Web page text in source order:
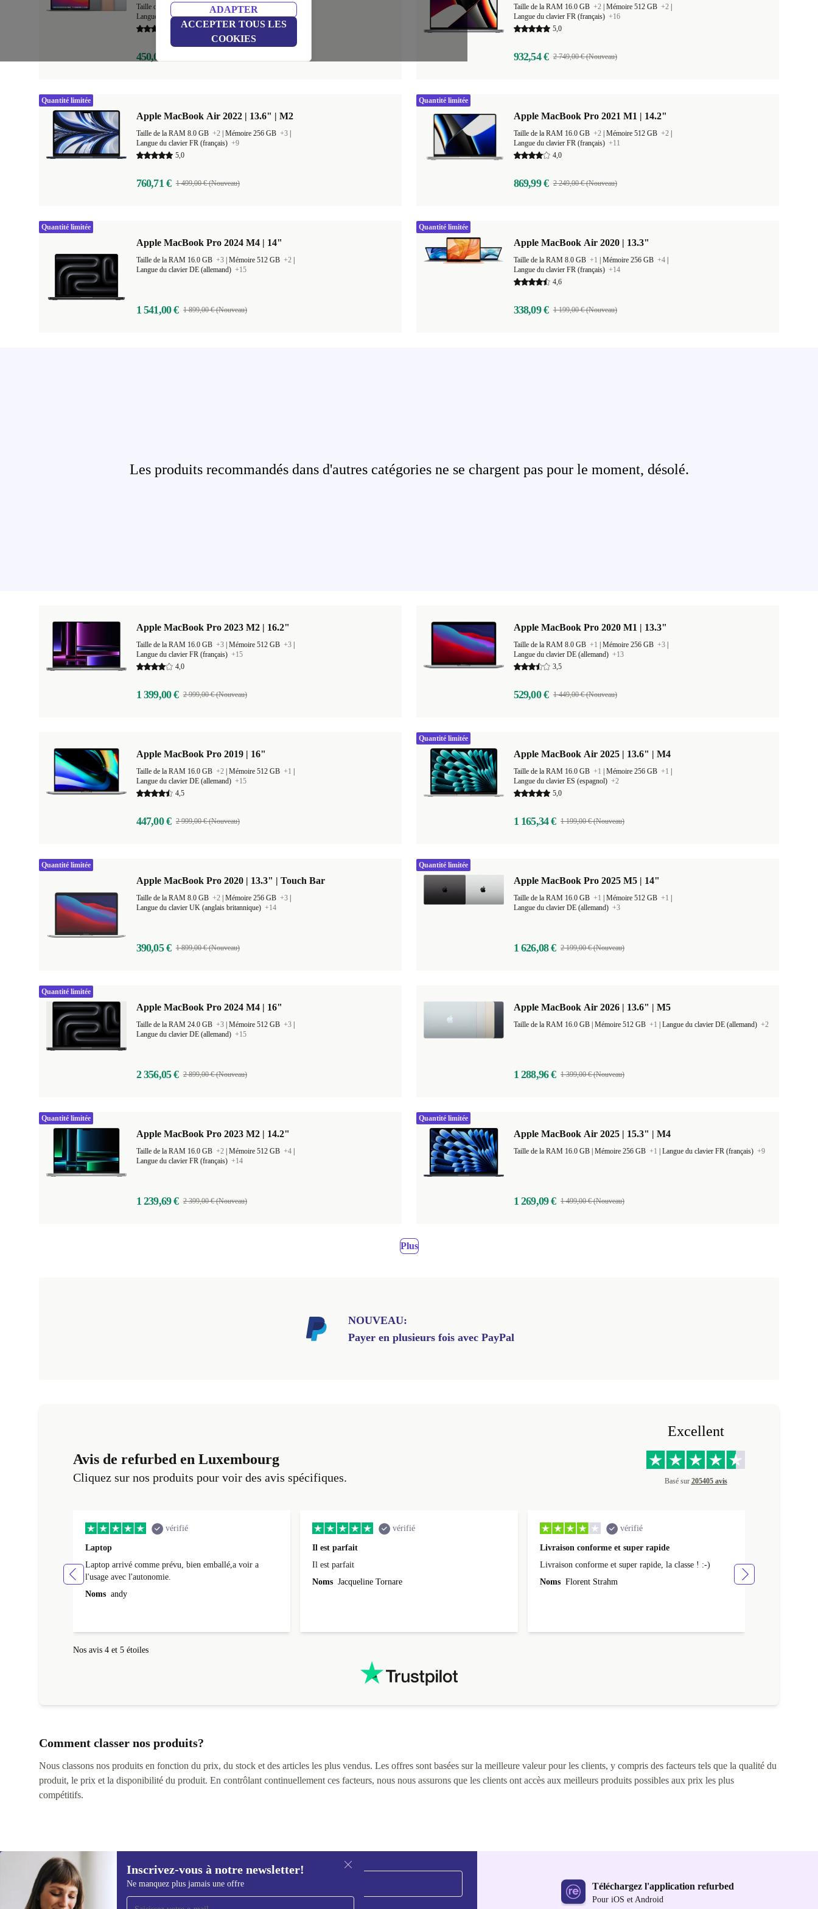
ADAPTER
ACCEPTER TOUS LES
COOKIES
Taille de la RAM 8.0 GB +1 | Mémoire 256 GB
Langue du clavier DE (allemand)+19
5,0
450,00 €
Taille de la RAM 16.0 GB +2 Mémoire 512 GB +2
Langue du clavier FR (français) +16
5,0
932,54 € 2 749,00 € (Nouveau)
Apple MacBook Air 2022 | 13.6" | M2
Taille de la RAM 8.0 GB +2 Mémoire 256 GB +3
Langue du clavier FR (français) +9
5,0
760,71 € 1 499,00 € (Nouveau)
Quantité limitée
Apple MacBook Pro 2021 M1 | 14.2"
Taille de la RAM 16.0 GB +2 Mémoire 512 GB +2
Langue du clavier FR (français) +11
4,0
869,99 € 2 249,00 € (Nouveau)
Quantité limitée
Apple MacBook Pro 2024 M4 | 14"
Taille de la RAM 16.0 GB +3 Mémoire 512 GB +2
Langue du clavier DE (allemand) +15
1 541,00 € 1 899,00 € (Nouveau)
Quantité limitée
Apple MacBook Air 2020 | 13.3"
Taille de la RAM 8.0 GB +1 Mémoire 256 GB +4
Langue du clavier FR (français) +14
4,6
338,09 € 1 199,00 € (Nouveau)
Quantité limitée
Les produits recommandés dans d'autres catégories ne se chargent pas pour le moment, désolé.
Apple MacBook Pro 2023 M2 | 16.2"
Taille de la RAM 16.0 GB +3 Mémoire 512 GB +3
Langue du clavier FR (français) +15
4,0
1 399,00 € 2 999,00 € (Nouveau)
Apple MacBook Pro 2020 M1 | 13.3"
Taille de la RAM 8.0 GB +1 Mémoire 256 GB +3
Langue du clavier DE (allemand) +13
3,5
529,00 € 1 449,00 € (Nouveau)
Apple MacBook Pro 2019 | 16"
Taille de la RAM 16.0 GB +2 Mémoire 512 GB +1
Langue du clavier DE (allemand) +15
4,5
447,00 € 2 999,00 € (Nouveau)
Apple MacBook Air 2025 | 13.6" | M4
Taille de la RAM 16.0 GB +1 Mémoire 256 GB +1
Langue du clavier ES (espagnol) +2
5,0
1 165,34 € 1 199,00 € (Nouveau)
Quantité limitée
Apple MacBook Pro 2020 | 13.3" | Touch Bar
Taille de la RAM 8.0 GB +2 Mémoire 256 GB +3
Langue du clavier UK (anglais britannique) +14
390,05 € 1 899,00 € (Nouveau)
Quantité limitée
Apple MacBook Pro 2025 M5 | 14"
Taille de la RAM 16.0 GB +1 Mémoire 512 GB +1
Langue du clavier DE (allemand) +3
1 626,08 € 2 199,00 € (Nouveau)
Quantité limitée
Apple MacBook Pro 2024 M4 | 16"
Taille de la RAM 24.0 GB +3 Mémoire 512 GB +3
Langue du clavier DE (allemand) +15
2 356,05 € 2 899,00 € (Nouveau)
Quantité limitée
Apple MacBook Air 2026 | 13.6" | M5
Mémoire 512 GB +1 Langue du clavier DE (allemand) +2
1 288,96 € 1 399,00 € (Nouveau)
Apple MacBook Pro 2023 M2 | 14.2"
Taille de la RAM 16.0 GB +2 Mémoire 512 GB +4
Langue du clavier FR (français) +14
1 239,69 € 2 399,00 € (Nouveau)
Quantité limitée
Apple MacBook Air 2025 | 15.3" | M4
Mémoire 256 GB +1 Langue du clavier FR (français) +9
1 269,09 € 1 499,00 € (Nouveau)
Quantité limitée
Plus
NOUVEAU:
Payer en plusieurs fois avec PayPal
Avis de refurbed en Luxembourg
Cliquez sur nos produits pour voir des avis spécifiques.
Excellent
Basé sur 205405 avis
vérifié
Laptop
Laptop arrivé comme prévu, bien emballé,a voir a
l'usage avec l'autonomie.
Noms andy
vérifié
Il est parfait
Il est parfait
Noms Jacqueline Tornare
vérifié
Livraison conforme et super rapide
Livraison conforme et super rapide, la classe ! :-)
Noms Florent Strahm
Nos avis 4 et 5 étoiles
Comment classer nos produits?
Nous classons nos produits en fonction du prix, du stock et des articles les plus vendus. Les offres sont basées sur la meilleure valeur pour les clients, y compris des facteurs tels que la qualité du
produit, le prix et la disponibilité du produit. En contrôlant continuellement ces facteurs, nous nous assurons que les clients ont accès aux meilleurs produits possibles aux prix les plus
compétitifs.
Inscrivez-vous à notre newsletter!
Ne manquez plus jamais une offre
Recevoir offres et infos de
Téléchargez l'application refurbed
Pour iOS et Android